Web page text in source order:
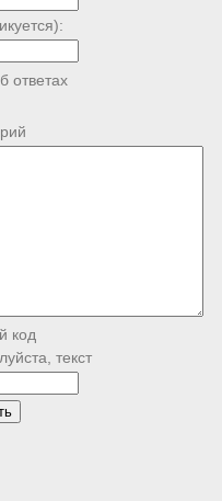
ответах
текст